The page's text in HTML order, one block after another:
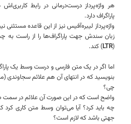
هر واژه‌پرداز درست‌درمانی در رابط
پاراگراف دارد.
واژه‌پرداز لیبره‌آفیس نیز از این قاعده
زبان سندش جهت پاراگراف‌ها را از راست به
(
LTR) کند.
اما اگر در یک متن فارسی و درست وسط یک
بنویسید که در انتهای آن هم علائم سجاوندی
چی؟
واضح است که در این صورت آن علائم در سمت
چه باید کرد؟ آیا می‌توان وسط متن کاری
جهتی باشد که لازم است؟